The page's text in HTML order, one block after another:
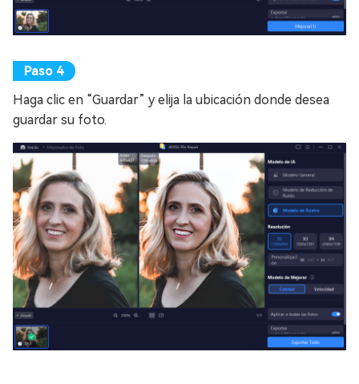
Haga clic en “Guardar” y elija la ubicación donde desea
guardar su foto.